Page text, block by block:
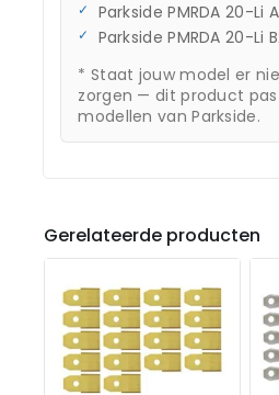
Parkside PMRDA 20-Li
Parkside PMRDA 20-Li
* Staat jouw model er
zorgen — dit product
modellen van Parkside.
Gerelateerde producten